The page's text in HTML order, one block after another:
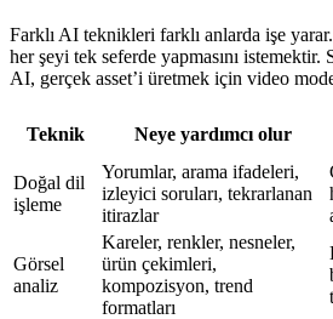
Farklı AI teknikleri farklı anlarda işe
her şeyi tek seferde yapmasını
AI, gerçek asset’i üretmek için video
Teknik Neye yardımcı olur
Doğal dil
işleme
Yorumlar, arama ifadeleri,
izleyici soruları, tekrarlanan
itirazlar
Görsel
analiz
Kareler, renkler, nesneler,
ürün çekimleri,
kompozisyon, trend
formatları